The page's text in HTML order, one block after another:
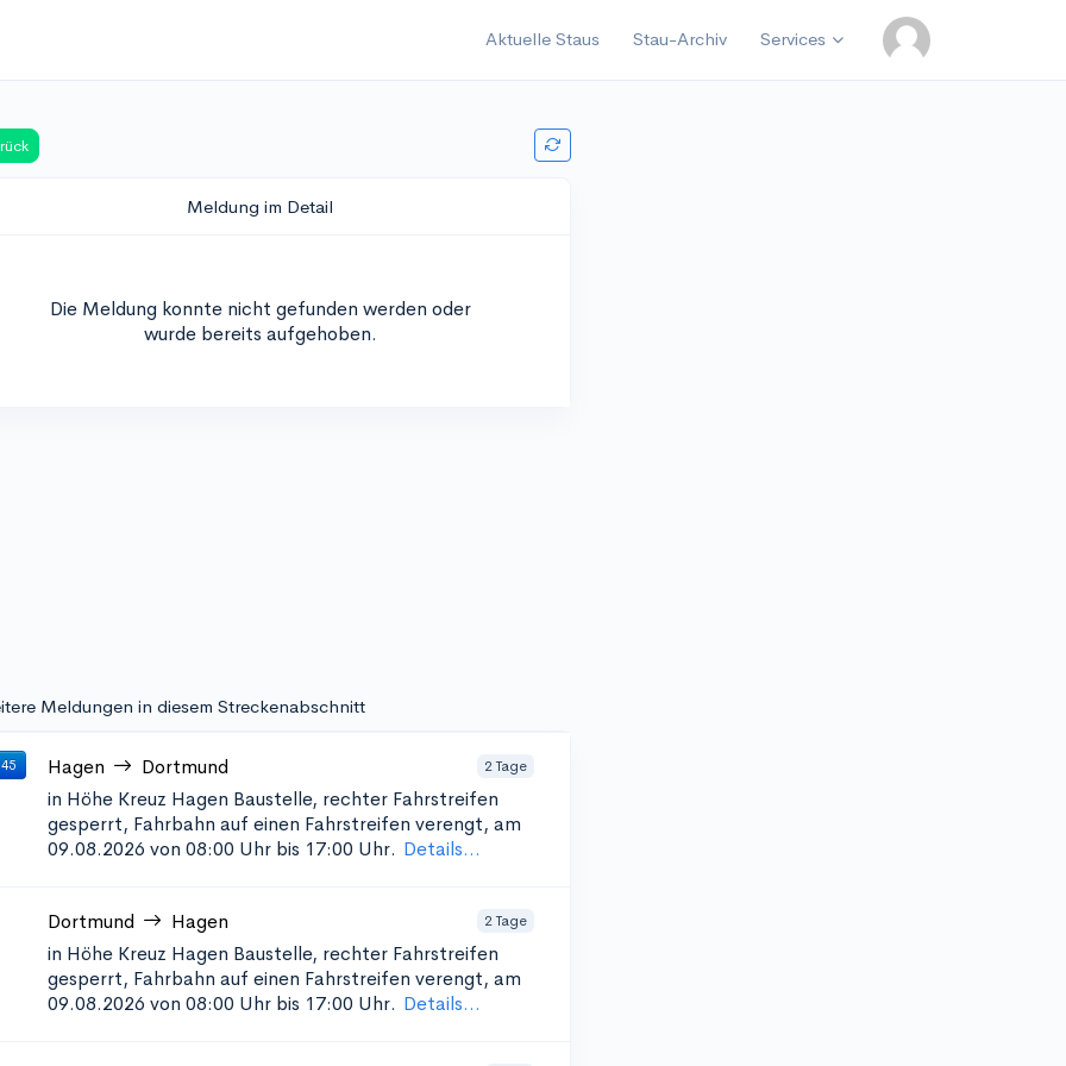
Aktuelle Staus Stau-Archiv Services
Meldung im Detail
Die Meldung konnte nicht gefunden werden oder
wurde bereits aufgehoben.
Meldungen in diesem Streckenabschnitt
Hagen Dortmund 2 Tage
in Höhe Kreuz Hagen Baustelle, rechter Fahrstreifen
gesperrt, Fahrbahn auf einen Fahrstreifen verengt, am
09.08.2026 von 08:00 Uhr bis 17:00 Uhr. Details...
Dortmund Hagen 2 Tage
in Höhe Kreuz Hagen Baustelle, rechter Fahrstreifen
gesperrt, Fahrbahn auf einen Fahrstreifen verengt, am
09.08.2026 von 08:00 Uhr bis 17:00 Uhr. Details...